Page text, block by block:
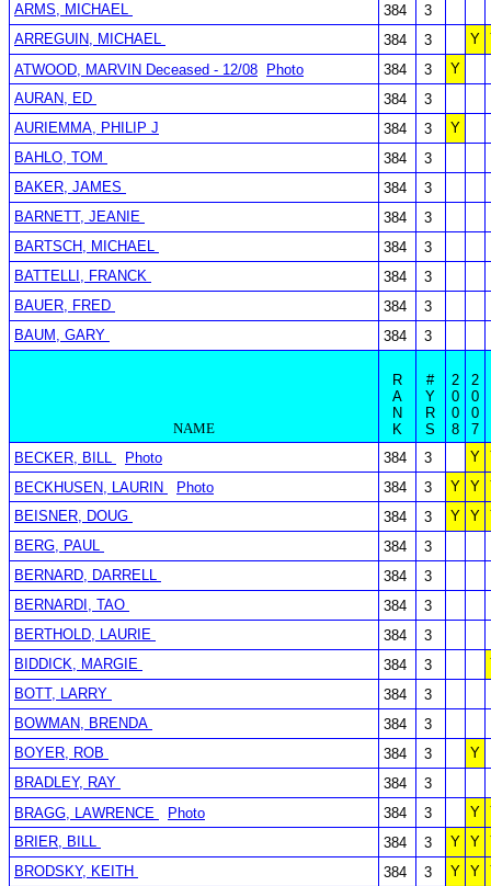
ARMS, MICHAEL
384
3
ARREGUIN, MICHAEL
384 3 Y
ATWOOD, MARVIN Deceased - 12/08
Photo 384 3
Y
AURAN, ED
384
3
AURIEMMA, PHILIP J
384 3
Y
BAHLO, TOM
384
3
BAKER, JAMES
384
3
BARNETT, JEANIE
384
3
BARTSCH, MICHAEL
384
3
BATTELLI, FRANCK
384
3
BAUER, FRED
384
3
BAUM, GARY
384 3
NAME
R
A
N
K
#
Y
R
S
2
0
0
8
2
0
0
7
BECKER, BILL
Photo 384 3 Y
BECKHUSEN, LAURIN
Photo 384 3 Y Y
BEISNER, DOUG
384 3 Y Y
BERG, PAUL
384
3
BERNARD, DARRELL
384
3
BERNARDI, TAO
384
3
BERTHOLD, LAURIE
384
3
BIDDICK, MARGIE
384 3
BOTT, LARRY
384
3
BOWMAN, BRENDA
384
3
BOYER, ROB
384 3
Y
BRADLEY, RAY
384
3
BRAGG, LAWRENCE
Photo 384 3 Y
BRIER, BILL
384 3 Y Y
BRODSKY, KEITH
384 3 Y Y